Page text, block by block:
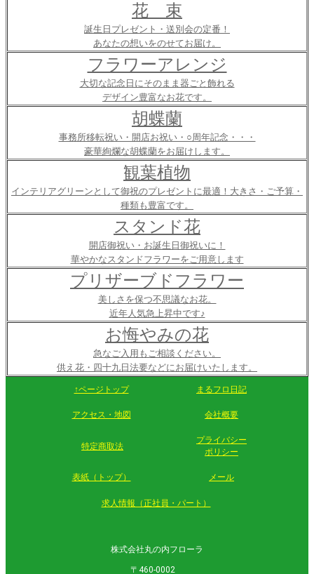
花 束
誕生日プレゼント・送別会の定番！
あなたの想いをのせてお届け。
フラワーアレンジ
大切な記念日にそのまま器ごと飾れる
デザイン豊富なお花です。
胡蝶蘭
事務所移転祝い・開店お祝い・○周年記念・・・
豪華絢爛な胡蝶蘭をお届けします。
観葉植物
インテリアグリーンとして御祝のプレゼントに最適！大きさ・ご予算・
種類も豊富です。
スタンド花
開店御祝い・お誕生日御祝いに！
華やかなスタンドフラワーをご用意します
プリザーブドフラワー
美しさを保つ不思議なお花。
近年人気急上昇中です♪
お悔やみの花
急なご入用もご相談ください。
供え花・四十九日法要などにお届けいたします。
↑ページトップ まるフロ日記
アクセス・地図 会社概要
特定商取法
プライバシー
ポリシー
表紙（トップ） メール
求人情報（正社員・パート）
株式会社丸の内フローラ
〒460-0002